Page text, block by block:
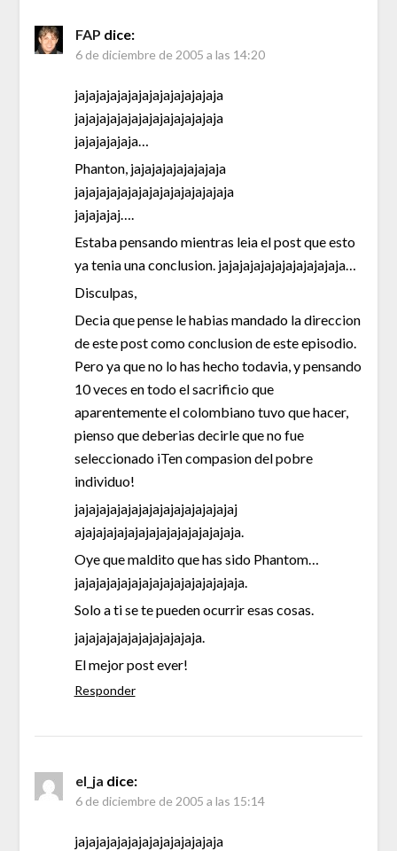
FAP dice:
6 de diciembre de 2005 a las 14:20
jajajajajajajajajajajajajaja
jajajajajajajajajajajajajaja
jajajajajaja…
Phanton, jajajajajajajajaja
jajajajajajajajajajajajajajaja
jajajajaj….
Estaba pensando mientras leia el post que esto
ya tenia una conclusion. jajajajajajajajajajajaja…
Disculpas,
Decia que pense le habias mandado la direccion
de este post como conclusion de este episodio.
Pero ya que no lo has hecho todavia, y pensando
10 veces en todo el sacrificio que
aparentemente el colombiano tuvo que hacer,
pienso que deberias decirle que no fue
seleccionado iTen compasion del pobre
individuo!
jajajajajajajajajajajajajajajaj
ajajajajajajajajajajajajajajaja.
Oye que maldito que has sido Phantom…
jajajajajajajajajajajajajajajaja.
Solo a ti se te pueden ocurrir esas cosas.
jajajajajajajajajajajaja.
El mejor post ever!
Responder
el_ja dice:
6 de diciembre de 2005 a las 15:14
jajajajajajajajajajajajajaja